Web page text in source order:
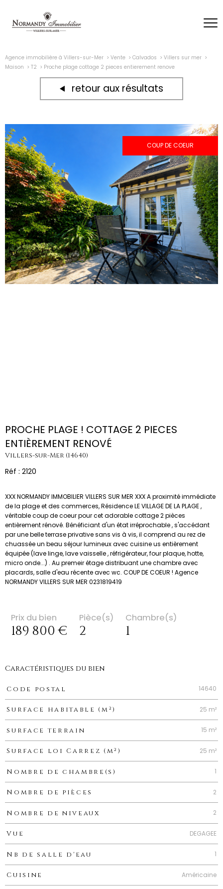
Agence immobilière à Villers-sur-Mer Vente Calvados
Villers sur mer
Maison
T2 Proche plage cottage 2 pieces entierement renove
retour aux résultats
COUP DE COEUR
PROCHE PLAGE ! COTTAGE 2 PIECES
ENTIÈREMENT RENOVÉ
Villers-sur-Mer (14640)
Réf : 2120
XXX NORMANDY IMMOBILIER VILLERS SUR MER XXX A proximité immédiate
de la plage et des commerces, Résidence LE VILLAGE DE LA PLAGE ,
véritable coup de coeur pour cet adorable cottage 2 pièces
entièrement rénové. Bénéficiant d'un état irréprochable , s'accédant
par une belle terrase privative sans vis à vis, il comprend au rez de
chuassée un beau séjour lumineux avec cuisine us entièrement
équipée (lave linge, lave vaisselle , réfrigérateur, four plaque, hotte,
micro onde...) . Au premeir étage distribuant une chambre avec
placards, salle d'eau récente avec wc. COUP DE COEUR ! Agence
NORMANDY VILLERS SUR MER 0231819419
Prix du bien
189 800 €
Pièce(s)
2
Chambre(s)
1
Caractéristiques du bien
Caractéristiques Valeurs
Code postal 14640
Surface habitable (m²) 25 m²
surface terrain 15 m²
Surface loi Carrez (m²) 25 m²
Nombre de chambre(s) 1
Nombre de pièces 2
Nombre de niveaux 2
Vue DEGAGEE
Nb de salle d'eau 1
Cuisine Américaine